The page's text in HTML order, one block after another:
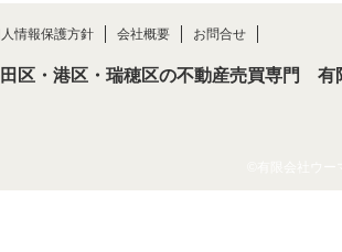
情報保護方針 会社概要 お問合せ
区・港区・瑞穂区の不動産売買専門 有